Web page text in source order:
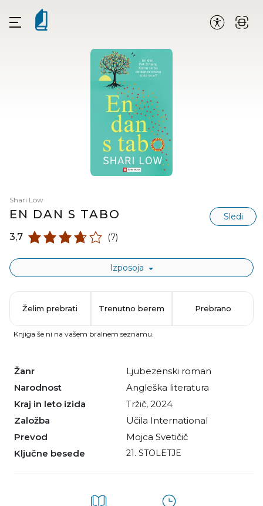
Shari Low
EN DAN S TABO Sledi
3,7 (7)
Izposoja
Žanr
ljubezenski roman
Narodnost
angleška literatura
Kraj in leto izida
Tržič, 2024
Založba
Učila International
Prevod
Mojca Svetičič
Ključne besede
21. STOLETJE
Želim prebrati Trenutno berem Prebrano
Knjiga še ni na vašem bralnem seznamu.